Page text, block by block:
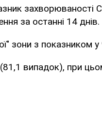
захворюваності
за останні 14 днів.
зони з показником у
випадок), при